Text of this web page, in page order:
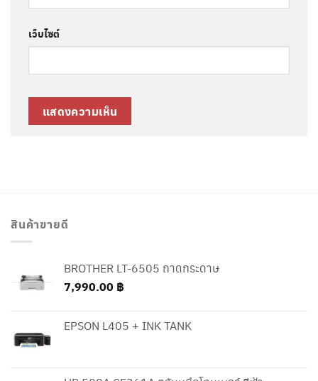
เว็บไซต์
สินค้าขายดี
BROTHER LT-6505 ถาดกระดาษ
7,990.00 ฿
EPSON L405 + INK TANK